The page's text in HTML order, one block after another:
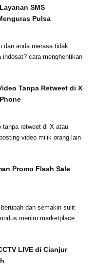
SMS
Pulsa
dan anda merasa tidak
indosat? cara menghentikan
Tanpa Retweet di X
tanpa retweet di X atau
video milik orang lain
Promo Flash Sale
dan semakin sulit
meniru marketplace
LIVE di Cianjur